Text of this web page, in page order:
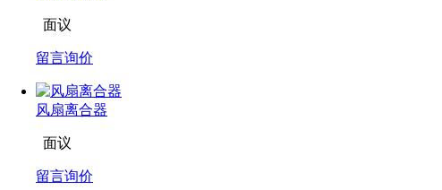
面议
留言询价
风扇离合器
面议
留言询价